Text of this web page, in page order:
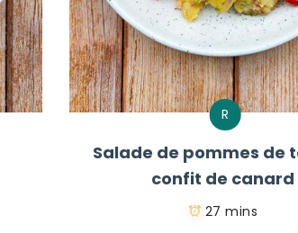
R
Salade de pommes de
confit de canard
27 mins